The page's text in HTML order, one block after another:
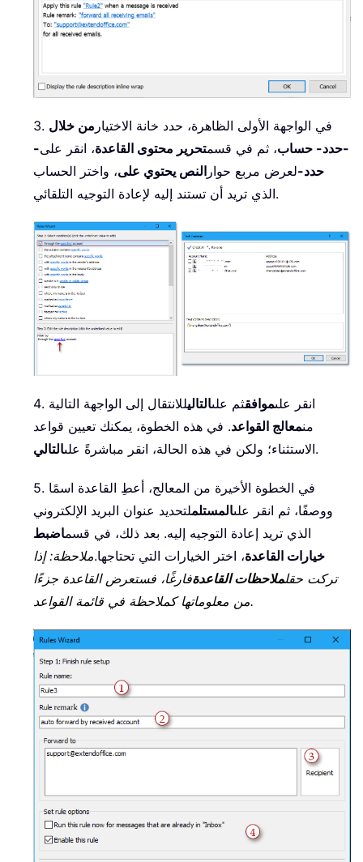
3. في الواجهة الأولى الظاهرة، حدد خانة الاختيار من خلال
-حدد- حساب، ثم في قسمتحرير محتوى القاعدة، انقر على-
حدد-لعرض مربع حوار النص يحتوي على، واختر الحساب
الذي تريد أن تستند إليه لإعادة التوجيه التلقائي.
4. انقر علىموافقثم علىالتاليللانتقال إلى الواجهة التالية
منمعالج القواعد. في هذه الخطوة، يمكنك تعيين قواعد
الاستثناء؛ ولكن في هذه الحالة، انقر مباشرةً علىالتالي .
5. في الخطوة الأخيرة من المعالج، أعطِ القاعدة اسمًا
ووصفًا، ثم انقر علىالمستلملتحديد عنوان البريد الإلكتروني
الذي تريد إعادة التوجيه إليه. بعد ذلك، في قسماضبط
خيارات القاعدة، اختر الخيارات التي تحتاجها.ملاحظة: إذا
تركت حقلملاحظات القاعدةفارغًا، فستعرض القاعدة جزءًا
من معلوماتها كملاحظة في قائمة القواعد.